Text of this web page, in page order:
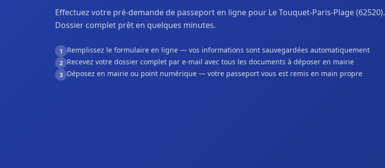
Effectuez votre pré-demande de passeport en ligne pour Le Touquet-Paris-Plage (62520).
Dossier complet prêt en quelques minutes.
1 Remplissez le formulaire en ligne — vos informations sont sauvegardées automatiquement
2 Recevez votre dossier complet par e-mail avec tous les documents à déposer en mairie
3 Déposez en mairie ou point numérique — votre passeport vous est remis en main propre